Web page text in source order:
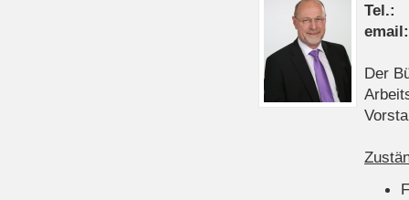
Der